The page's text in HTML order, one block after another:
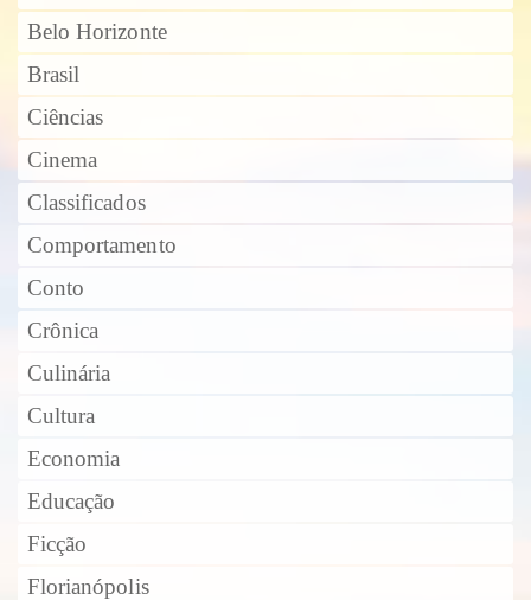
Belo Horizonte
Brasil
Ciências
Cinema
Classificados
Comportamento
Conto
Crônica
Culinária
Cultura
Economia
Educação
Ficção
Florianópolis